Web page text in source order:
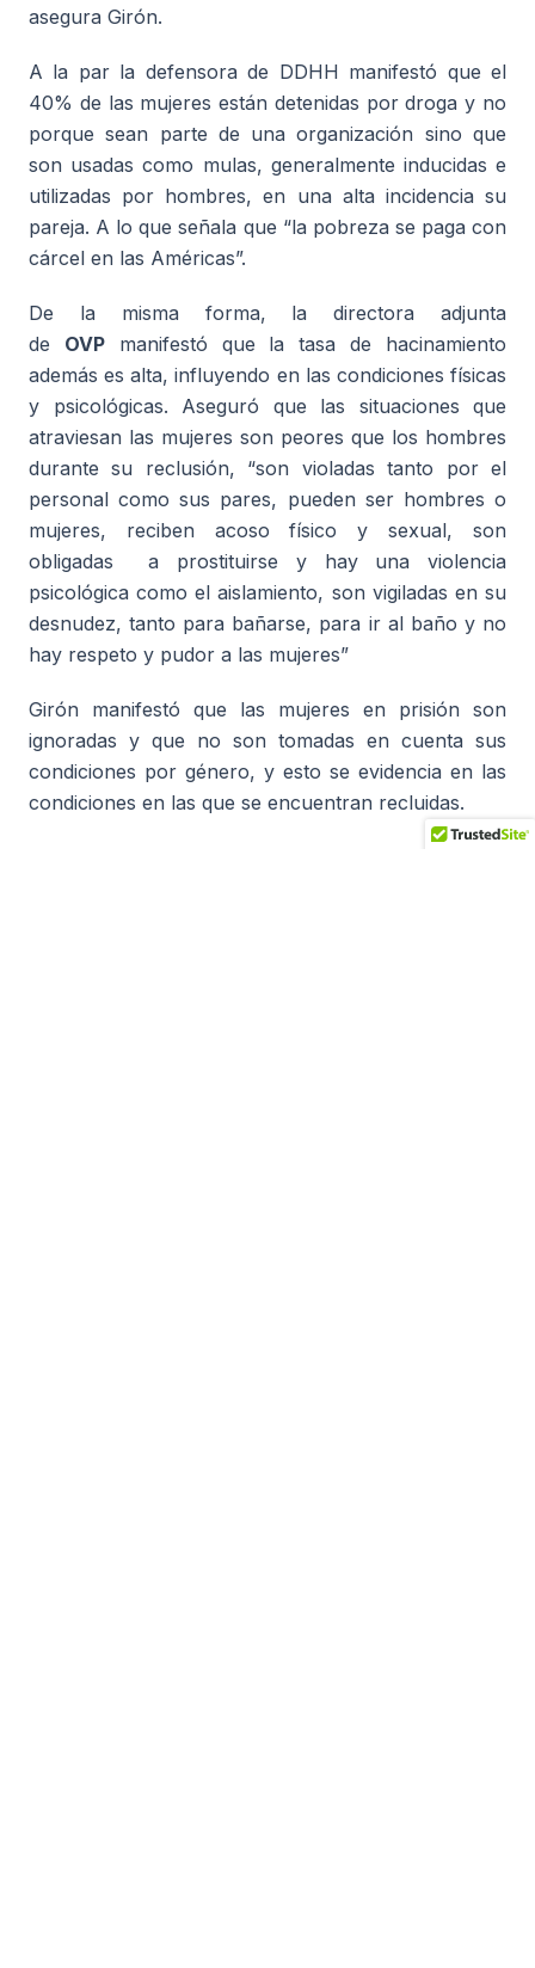
asegura Girón.
A la par la defensora de DDHH manifestó que el
40% de las mujeres están detenidas por droga y no
porque sean parte de una organización sino que
son usadas como mulas, generalmente inducidas e
utilizadas por hombres, en una alta incidencia su
pareja. A lo que señala que “la pobreza se paga con
cárcel en las Américas”.
De la misma forma, la directora adjunta
de OVPmanifestó que la tasa de hacinamiento
además es alta, influyendo en las condiciones físicas
y psicológicas. Aseguró que las situaciones que
atraviesan las mujeres son peores que los hombres
durante su reclusión, “son violadas tanto por el
personal como sus pares, pueden ser hombres o
mujeres, reciben acoso físico y sexual, son
obligadas a prostituirse y hay una violencia
psicológica como el aislamiento, son vigiladas en su
desnudez, tanto para bañarse, para ir al baño y no
hay respeto y pudor a las mujeres”
Girón manifestó que las mujeres en prisión son
ignoradas y que no son tomadas en cuenta sus
condiciones por género, y esto se evidencia en las
condiciones en las que se encuentran recluidas.